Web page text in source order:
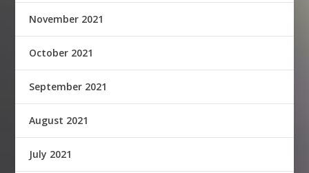
November 2021
October 2021
September 2021
August 2021
July 2021